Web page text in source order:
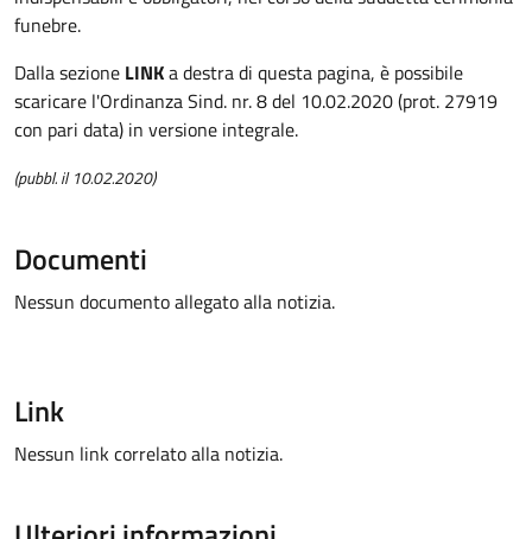
funebre.
Dalla sezione LINKa destra di questa pagina, è possibile
scaricare l'Ordinanza Sind. nr. 8 del 10.02.2020 (prot. 27919
con pari data) in versione integrale.
(pubbl. il 10.02.2020)
Documenti
Nessun documento allegato alla notizia.
Link
Nessun link correlato alla notizia.